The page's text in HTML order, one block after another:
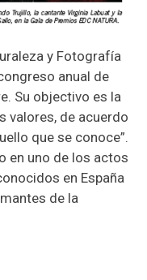
y Fotografía
anual de
Su objectivo es la
valores, de acuerdo
que se conoce”.
en uno de los actos
en España
de la